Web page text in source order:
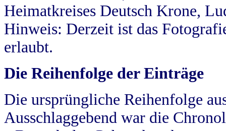
Heimatkreises Deutsch Krone,
Hinweis: Derzeit ist das
erlaubt.
Die Reihenfolge der Einträge
Die ursprüngliche Reihenfolge
Ausschlaggebend war die